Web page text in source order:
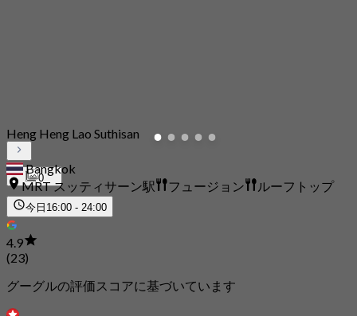
0
Heng Heng Lao Suthisan
Bangkok
MRT スッティサーン駅
フュージョン ルーフトップ
今日 16:00 - 24:00
4.9
(23)
グーグルの評価スコアに基づいています